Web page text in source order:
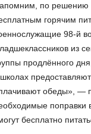
по решению
горячим
98-й
из
продлённого
обеды», —
поправки
бесплатно